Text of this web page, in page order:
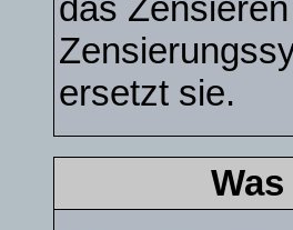
das
ersetzt sie.